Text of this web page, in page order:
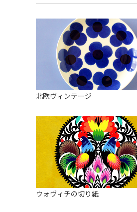
スープカップ
そば猪口・フリーカップ
ココット
薬味入れ
ミキシングボウル
すべて見る
オーナメント
クリーマー
バス・洗面用品
家具小物
小物入れ
アロマポット
バスケット
装飾用タイル・プレート
ミニチュア
天使さま
ペンダントトップ
すべて見る
北欧ヴィンテージ
ウォヴィチの切り紙